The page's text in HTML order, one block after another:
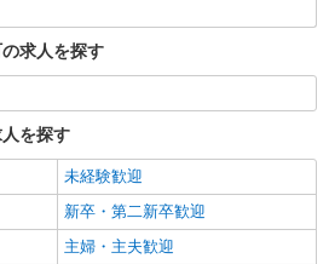
求人を探す
を探す
未経験歓迎
新卒・第二新卒歓迎
主婦・主夫歓迎